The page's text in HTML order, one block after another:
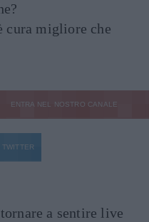
cura migliore che
ENTRA NEL NOSTRO CANALE
TWITTER
a sentire live